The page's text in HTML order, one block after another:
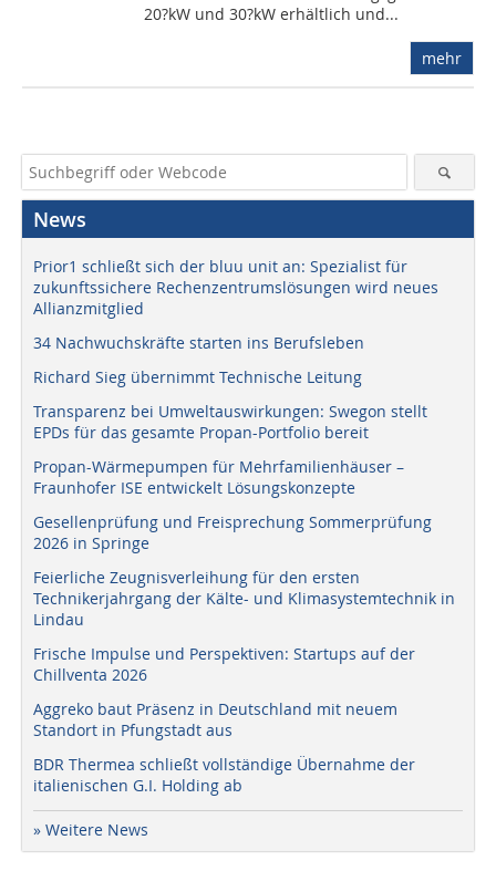
20?kW und 30?kW erhältlich und...
mehr
News
Prior1 schließt sich der bluu unit an: Spezialist für
zukunftssichere Rechenzentrumslösungen wird neues
Allianzmitglied
34 Nachwuchskräfte starten ins Berufsleben
Richard Sieg übernimmt Technische Leitung
Transparenz bei Umweltauswirkungen: Swegon stellt
EPDs für das gesamte Propan-Portfolio bereit
Propan-Wärmepumpen für Mehrfamilienhäuser –
Fraunhofer ISE entwickelt Lösungskonzepte
Gesellenprüfung und Freisprechung Sommerprüfung
2026 in Springe
Feierliche Zeugnisverleihung für den ersten
Technikerjahrgang der Kälte- und Klimasystemtechnik in
Lindau
Frische Impulse und Perspektiven: Startups auf der
Chillventa 2026
Aggreko baut Präsenz in Deutschland mit neuem
Standort in Pfungstadt aus
BDR Thermea schließt vollständige Übernahme der
italienischen G.I. Holding ab
» Weitere News